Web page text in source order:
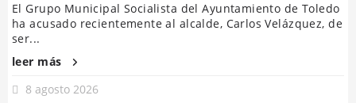
El Grupo Municipal Socialista del Ayuntamiento de Toledo
ha acusado recientemente al alcalde, Carlos Velázquez, de
ser...
leer más
8 agosto 2026